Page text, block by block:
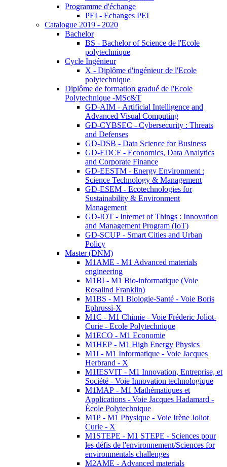
Programme d'échange
PEI - Echanges PEI
Catalogue 2019 - 2020
Bachelor
BS - Bachelor of Science de l'Ecole
polytechnique
Cycle Ingénieur
X - Diplôme d'ingénieur de l'Ecole
polytechnique
Diplôme de formation gradué de l'Ecole
Polytechnique -MSc&T
GD-AIM - Artificial Intelligence and
Advanced Visual Computing
GD-CYBSEC - Cybersecurity : Threats
and Defenses
GD-DSB - Data Science for Business
GD-EDCF - Economics, Data Analytics
and Corporate Finance
GD-EESTM - Energy Environment :
Science Technology & Management
GD-ESEM - Ecotechnologies for
Sustainability & Environment
Management
GD-IOT - Internet of Things : Innovation
and Management Program (IoT)
GD-SCUP - Smart Cities and Urban
Policy
Master (DNM)
M1AME - M1 Advanced materials
engineering
M1BI - M1 Bio-informatique (Voie
Rosalind Franklin)
M1BS - M1 Biologie-Santé - Voie Boris
Ephrussi-X
M1C - M1 Chimie - Voie Fréderic Joliot-
Curie - Ecole Polytechnique
M1ECO - M1 Economie
M1HEP - M1 High Energy Physics
M1I - M1 Informatique - Voie Jacques
Herbrand - X
M1IESVIT - M1 Innovation, Entreprise, et
Société - Voie Innovation technologique
M1MAP - M1 Mathématiques et
Applications - Voie Jacques Hadamard -
École Polytechnique
M1P - M1 Physique - Voie Irène Joliot
Curie - X
M1STEPE - M1 STEPE - Sciences pour
les défis de l'environnement/Sciences for
environmentals challenges
M2AME - Advanced materials